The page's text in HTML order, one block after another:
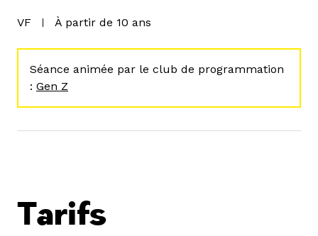
VF À partir de 10 ans
Séance animée par le club de programmation
: Gen Z
Tarifs